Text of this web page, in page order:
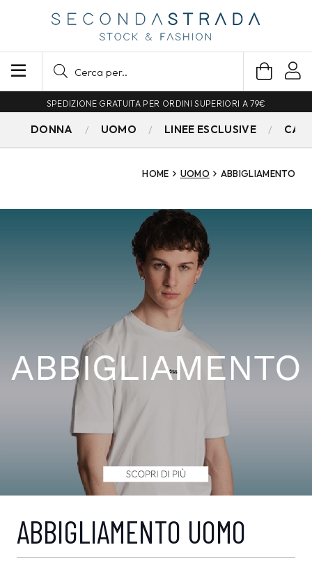
SPEDIZIONE GRATUITA PER ORDINI SUPERIORI A 79€
DONNA UOMO LINEE ESCLUSIVE
HOME UOMO ABBIGLIAMENTO
ABBIGLIAMENTO UOMO